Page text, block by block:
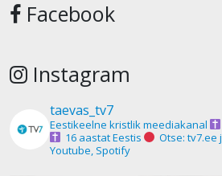
Facebook
Instagram
taevas_tv7
Eestikeelne kristlik meediakanal
16 aastat Eestis
Otse:
Youtube, Spotify